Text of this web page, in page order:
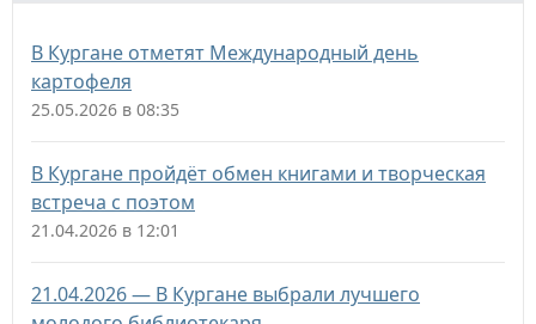
В Кургане отметят Международный день
картофеля
25.05.2026 в 08:35
В Кургане пройдёт обмен книгами и творческая
встреча с поэтом
21.04.2026 в 12:01
21.04.2026 — В Кургане выбрали лучшего